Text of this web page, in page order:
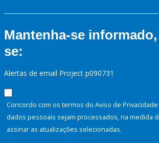
Mantenha-se
se:
Alertas de email Project p090731
Concordo com os termos do Aviso de
dados pessoais sejam processados, na medida
assinar as atualizações selecionadas.